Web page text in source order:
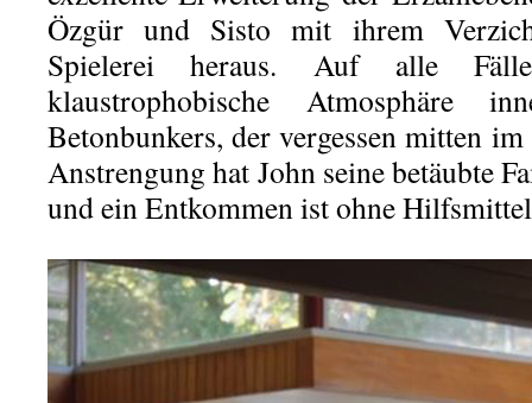
Özgür und Sisto mit ihrem
Spielerei heraus. Auf alle
klaustrophobische Atmosphäre
Betonbunkers, der vergessen mitten
Anstrengung hat John seine betäubte
und ein Entkommen ist ohne